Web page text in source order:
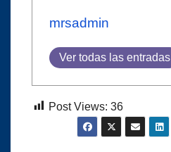
mrsadmin
Ver todas las entradas
Post Views: 36